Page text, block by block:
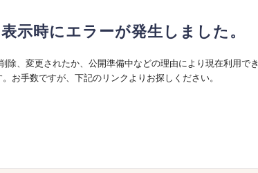
示時にエラーが発生しました。
除、変更されたか、公開準備中などの理由により現在利用でき
お手数ですが、下記のリンクよりお探しください。